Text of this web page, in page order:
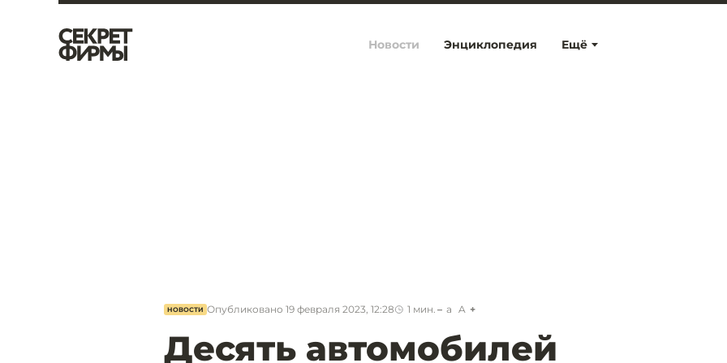
Ещё
Новости Энциклопедия
НОВОСТИ Опубликовано 19 февраля 2023, 12:28 1 мин. a A
Десять автомобилей